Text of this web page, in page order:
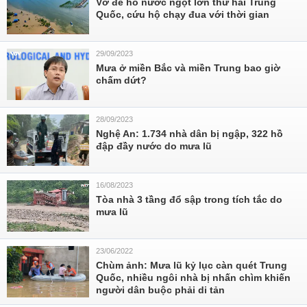
Quốc, cứu hộ chạy đua với thời gian
29/09/2023
Mưa ở miền Bắc và miền Trung bao giờ
chấm dứt?
28/09/2023
Nghệ An: 1.734 nhà dân bị ngập, 322 hồ
đập đầy nước do mưa lũ
16/08/2023
Tòa nhà 3 tầng đổ sập trong tích tắc do
mưa lũ
23/06/2022
Chùm ảnh: Mưa lũ kỷ lục càn quét Trung
Quốc, nhiều ngôi nhà bị nhấn chìm khiến
người dân buộc phải di tản